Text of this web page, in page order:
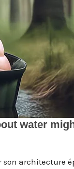
architecture